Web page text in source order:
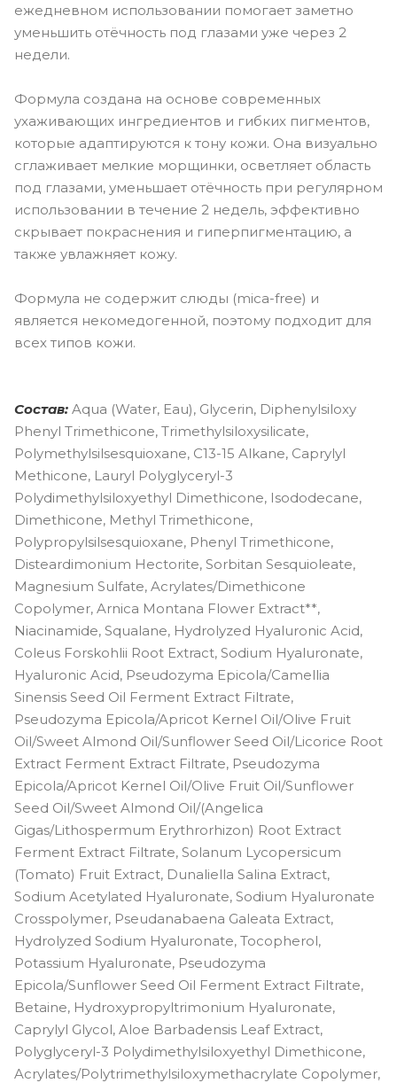
ежедневном использовании помогает заметно
уменьшить отёчность под глазами уже через 2
недели.
Формула создана на основе современных
ухаживающих ингредиентов и гибких пигментов,
которые адаптируются к тону кожи. Она визуально
сглаживает мелкие морщинки, осветляет область
под глазами, уменьшает отёчность при регулярном
использовании в течение 2 недель, эффективно
скрывает покраснения и гиперпигментацию, а
также увлажняет кожу.
Формула не содержит слюды (mica-free) и
является некомедогенной, поэтому подходит для
всех типов кожи.
Состав: Aqua (Water, Eau), Glycerin, Diphenylsiloxy
Phenyl Trimethicone, Trimethylsiloxysilicate,
Polymethylsilsesquioxane, C13-15 Alkane, Caprylyl
Methicone, Lauryl Polyglyceryl-3
Polydimethylsiloxyethyl Dimethicone, Isododecane,
Dimethicone, Methyl Trimethicone,
Polypropylsilsesquioxane, Phenyl Trimethicone,
Disteardimonium Hectorite, Sorbitan Sesquioleate,
Magnesium Sulfate, Acrylates/Dimethicone
Copolymer, Arnica Montana Flower Extract**,
Niacinamide, Squalane, Hydrolyzed Hyaluronic Acid,
Coleus Forskohlii Root Extract, Sodium Hyaluronate,
Hyaluronic Acid, Pseudozyma Epicola/Camellia
Sinensis Seed Oil Ferment Extract Filtrate,
Pseudozyma Epicola/Apricot Kernel Oil/Olive Fruit
Oil/Sweet Almond Oil/Sunflower Seed Oil/Licorice Root
Extract Ferment Extract Filtrate, Pseudozyma
Epicola/Apricot Kernel Oil/Olive Fruit Oil/Sunflower
Seed Oil/Sweet Almond Oil/(Angelica
Gigas/Lithospermum Erythrorhizon) Root Extract
Ferment Extract Filtrate, Solanum Lycopersicum
(Tomato) Fruit Extract, Dunaliella Salina Extract,
Sodium Acetylated Hyaluronate, Sodium Hyaluronate
Crosspolymer, Pseudanabaena Galeata Extract,
Hydrolyzed Sodium Hyaluronate, Tocopherol,
Potassium Hyaluronate, Pseudozyma
Epicola/Sunflower Seed Oil Ferment Extract Filtrate,
Betaine, Hydroxypropyltrimonium Hyaluronate,
Caprylyl Glycol, Aloe Barbadensis Leaf Extract,
Polyglyceryl-3 Polydimethylsiloxyethyl Dimethicone,
Acrylates/Polytrimethylsiloxymethacrylate Copolymer,